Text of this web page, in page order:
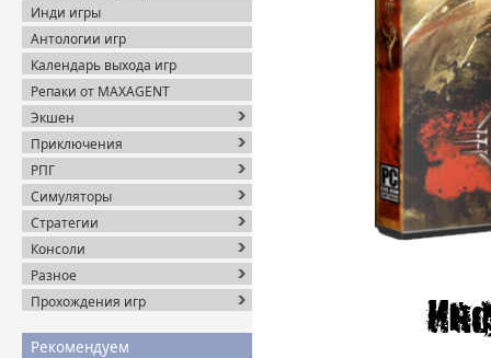
Инди игры
Антологии игр
Календарь выхода игр
Репаки от MAXAGENT
Экшен
Приключения
РПГ
Симуляторы
Стратегии
Консоли
Разное
Прохождения игр
Рекомендуем